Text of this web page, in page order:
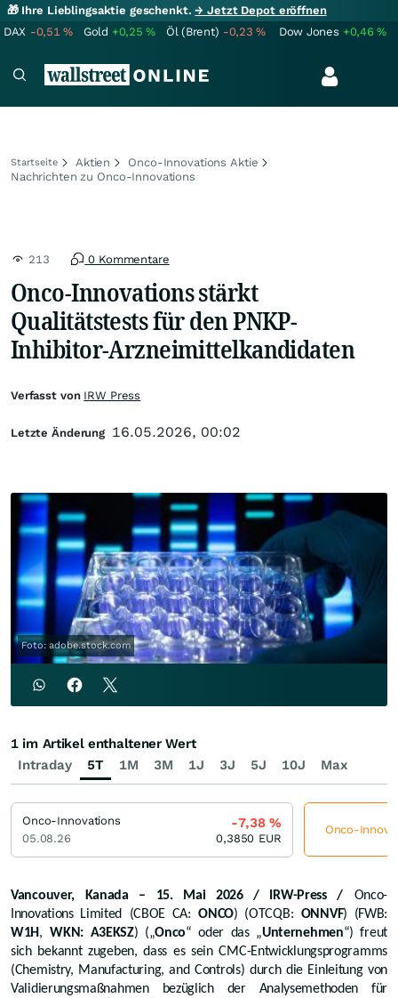
🎁 Ihre Lieblingsaktie geschenkt.→ Jetzt Depot eröffnen
DAX -0,51% Gold +0,25% Öl (Brent) -0,23% Dow Jones +0,46%
Startseite Aktien
Onco-Innovations Aktie
Nachrichten zu Onco-Innovations
213 0 Kommentare
Onco-Innovations stärkt
Qualitätstests für den PNKP-
Inhibitor-Arzneimittelkandidaten
Foto: adobe.stock.com
Vancouver, Kanada – 15. Mai 2026 / IRW-Press /
Onco-
Innovations Limited
(CBOE CA: ONCO) (OTCQB: ONNVF) (FWB:
W1H, WKN: A3EKSZ) („Onco“ oder das „Unternehmen“) freut
sich bekannt zugeben, dass es sein CMC-Entwicklungsprogramms
(Chemistry, Manufacturing, and Controls) durch die Einleitung von
Validierungsmaßnahmen bezüglich der Analysemethoden für
Verfasst von IRW Press
Letzte Änderung 16.05.2026, 00:02
Intraday 5T 1M 3M 1J 3J 5J 10J Max
1 im Artikel enthaltener Wert
Onco-Innovations
05.08.26
-7,38%
0,3850 EUR
Onco-